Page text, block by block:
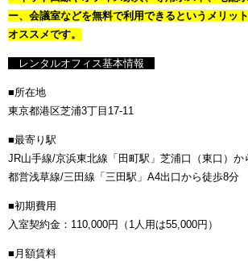
ー、会議室などを無料で利用できるというメリッ
オススメです。
レンタルオフィス基本情報
■所在地
東京都港区芝浦3丁目17-11
■最寄り駅
JR山手線/京浜東北線「田町駅」芝浦口（東口）か
都営浅草線/三田線「三田駅」A4出口から徒歩8分
■初期費用
入室契約金：110,000円（1人用は55,000円）
■月額賃料